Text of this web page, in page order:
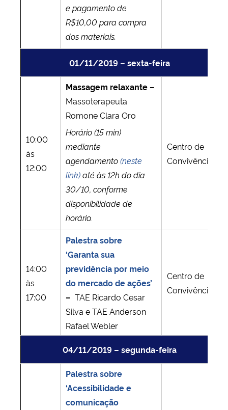
e pagamento de
R$10,00 para compra
dos materiais.
01/11/2019 – sexta-feira
10:00
às
12:00
Massagem relaxante –
Massoterapeuta
Romone Clara Oro
Horário (15 min)
mediante
agendamento(neste
link)até às 12h do dia
30/10, conforme
disponibilidade de
horário.
Centro de
Convivência
14:00
às
17:00
Palestra sobre
‘Garanta sua
previdência por meio
do mercado de ações’
– TAE Ricardo Cesar
Silva e TAE Anderson
Rafael Webler
Centro de
Convivência
04/11/2019 – segunda-feira
Palestra sobre
‘Acessibilidade e
comunicação